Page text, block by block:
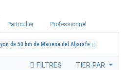
Particulier Professionnel
de 50 km de Mairena del Aljarafe
FILTRES TIER PAR